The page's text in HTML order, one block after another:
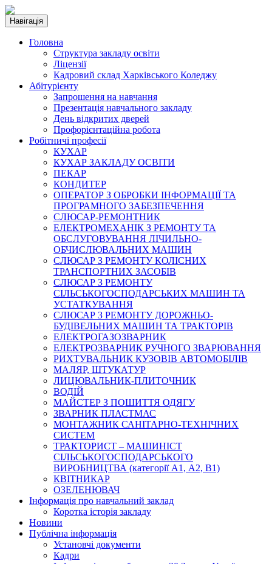
Навігація
Головна
Структура закладу освіти
Ліцензії
Кадровий склад Харківського Коледжу
Абітурієнту
Запрошення на навчання
Презентація навчального закладу
День відкритих дверей
Профорієнтаційна робота
Робітничі професії
КУХАР
КУХАР ЗАКЛАДУ ОСВІТИ
ПЕКАР
КОНДИТЕР
ОПЕРАТОР З ОБРОБКИ ІНФОРМАЦІЇ ТА
ПРОГРАМНОГО ЗАБЕЗПЕЧЕННЯ
СЛЮСАР-РЕМОНТНИК
ЕЛЕКТРОМЕХАНІК З РЕМОНТУ ТА
ОБСЛУГОВУВАННЯ ЛІЧИЛЬНО-
ОБЧИСЛЮВАЛЬНИХ МАШИН
СЛЮСАР З РЕМОНТУ КОЛІСНИХ
ТРАНСПОРТНИХ ЗАСОБІВ
СЛЮСАР З РЕМОНТУ
СІЛЬСЬКОГОСПОДАРСЬКИХ МАШИН ТА
УСТАТКУВАННЯ
СЛЮСАР З РЕМОНТУ ДОРОЖНЬО-
БУДІВЕЛЬНИХ МАШИН ТА ТРАКТОРІВ
ЕЛЕКТРОГАЗОЗВАРНИК
ЕЛЕКТРОЗВАРНИК РУЧНОГО ЗВАРЮВАННЯ
РИХТУВАЛЬНИК КУЗОВІВ АВТОМОБІЛІВ
МАЛЯР, ШТУКАТУР
ЛИЦЮВАЛЬНИК-ПЛИТОЧНИК
ВОДІЙ
МАЙСТЕР З ПОШИТТЯ ОДЯГУ
ЗВАРНИК ПЛАСТМАС
МОНТАЖНИК САНІТАРНО-ТЕХНІЧНИХ
СИСТЕМ
ТРАКТОРИСТ – МАШИНІСТ
СІЛЬСЬКОГОСПОДАРСЬКОГО
ВИРОБНИЦТВА (категорії А1, А2, В1)
КВІТНИКАР
ОЗЕЛЕНЮВАЧ
Інформація про навчальний заклад
Коротка історія закладу
Новини
Публічна інформація
Установчі документи
Кадри